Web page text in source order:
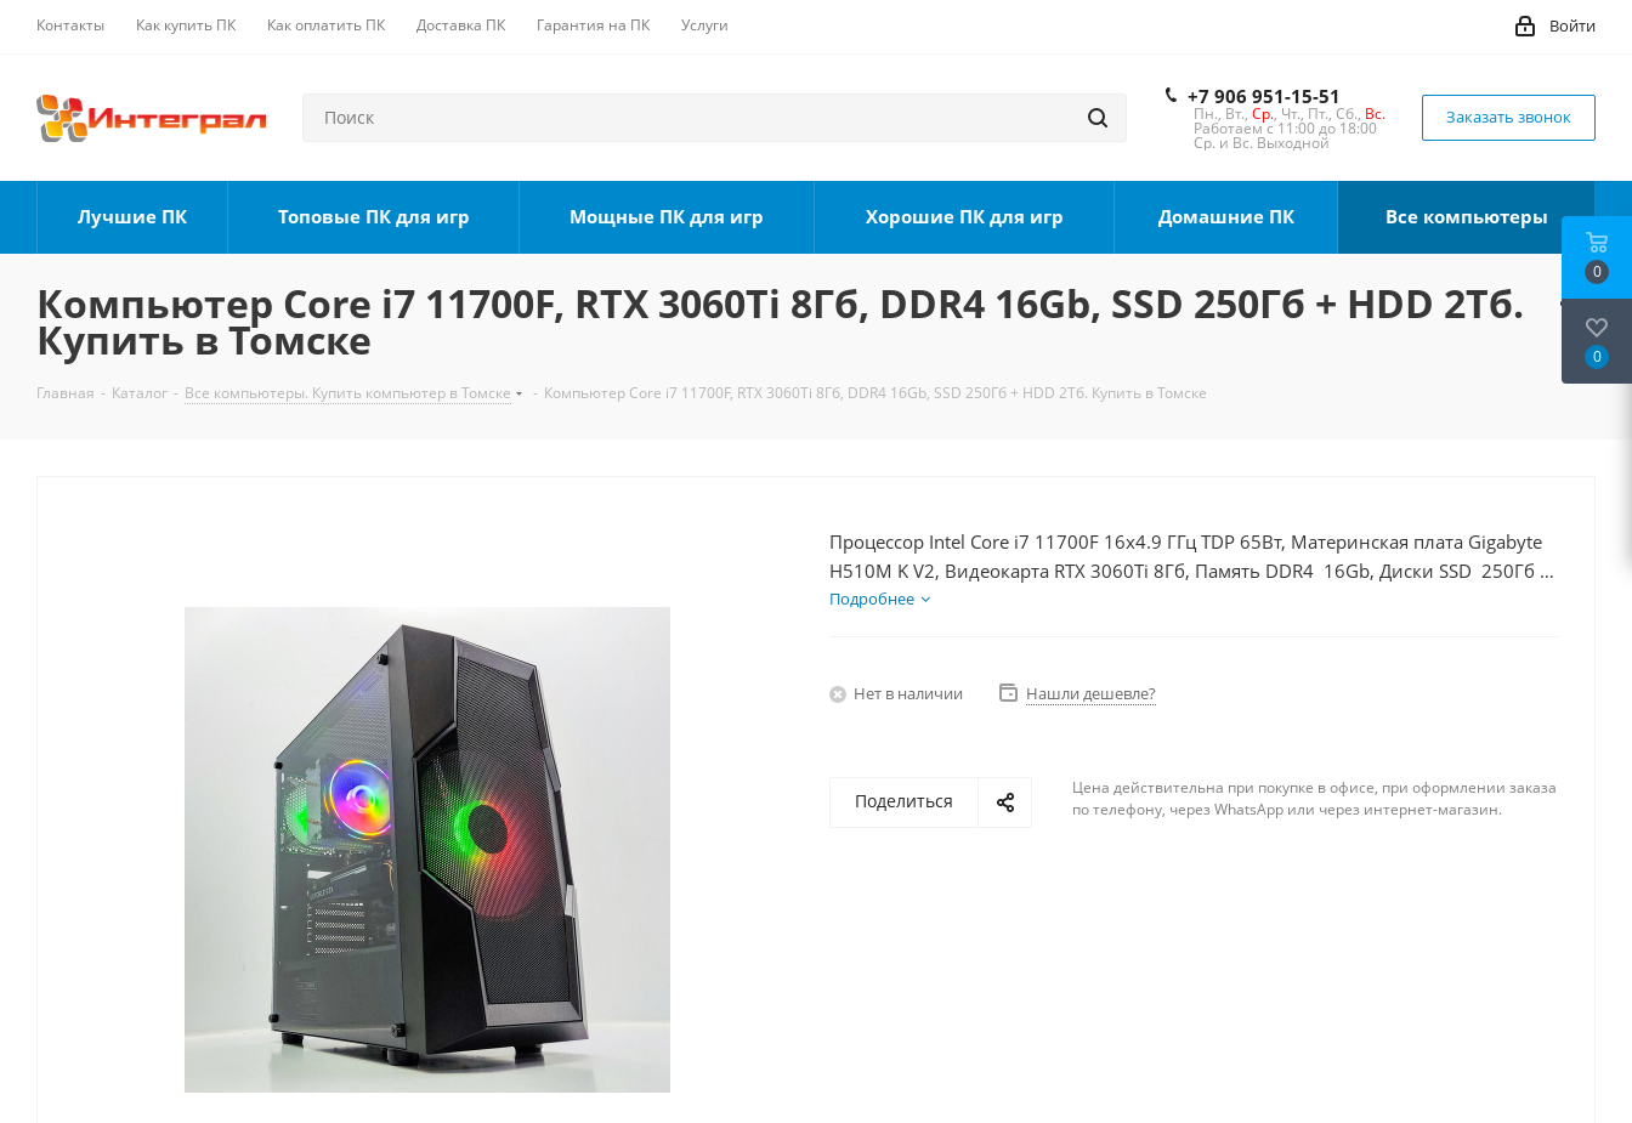
Контакты Как купить ПК Как оплатить ПК Доставка ПК Гарантия на ПК Услуги Войти
+7 906 951-15-51
Пн., Вт., Ср., Чт., Пт., Сб., Вс.
Работаем с 11:00 до 18:00
Ср. и Вс. Выходной
Заказать звонок
Лучшие ПК Топовые ПК для игр Мощные ПК для игр Хорошие ПК для игр Домашние ПК Все компьютеры
Компьютер Core i7 11700F, RTX 3060Ti 8Гб, DDR4 16Gb, SSD 250Гб + HDD 2Тб.
Купить в Томске
Главная - Каталог - Все компьютеры. Купить компьютер в Томске - Компьютер Core i7 11700F, RTX 3060Ti 8Гб, DDR4 16Gb, SSD 250Гб + HDD 2Тб. Купить в Томске
Процессор Intel Core i7 11700F 16x4.9 ГГц TDP 65Вт, Материнская плата Gigabyte
H510M K V2, Видеокарта RTX 3060Ti 8Гб, Память DDR4 16Gb, Диски SSD 250Гб +
HDD 2Тб, БП 600Вт
Подробнее
Нет в наличии Нашли дешевле?
Поделиться
Цена действительна при покупке в офисе, при оформлении заказа
по телефону, через WhatsApp или через интернет-магазин.
0
0